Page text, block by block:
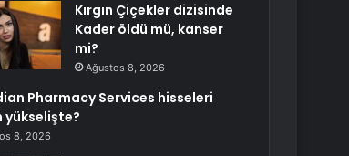
Kırgın Çiçekler dizisinde
Kader öldü mü, kanser
mi?
Ağustos 8, 2026
Pharmacy Services hisseleri
yükselişte?
8, 2026